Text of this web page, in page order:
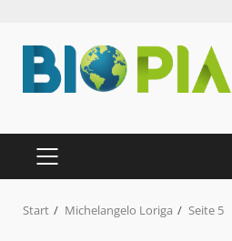
Inhalt
springen
PRIMÄRES
MENÜ
Start Michelangelo Loriga Seite 5